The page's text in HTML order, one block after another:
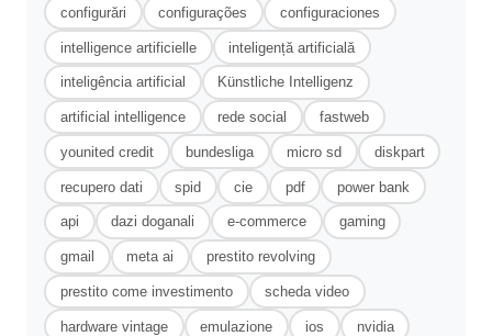
configurări configurações configuraciones
intelligence artificielle inteligență artificială
inteligência artificial Künstliche Intelligenz
artificial intelligence rede social fastweb
younited credit bundesliga micro sd diskpart
recupero dati spid cie pdf power bank
api dazi doganali e-commerce gaming
gmail meta ai prestito revolving
prestito come investimento scheda video
hardware vintage emulazione ios nvidia